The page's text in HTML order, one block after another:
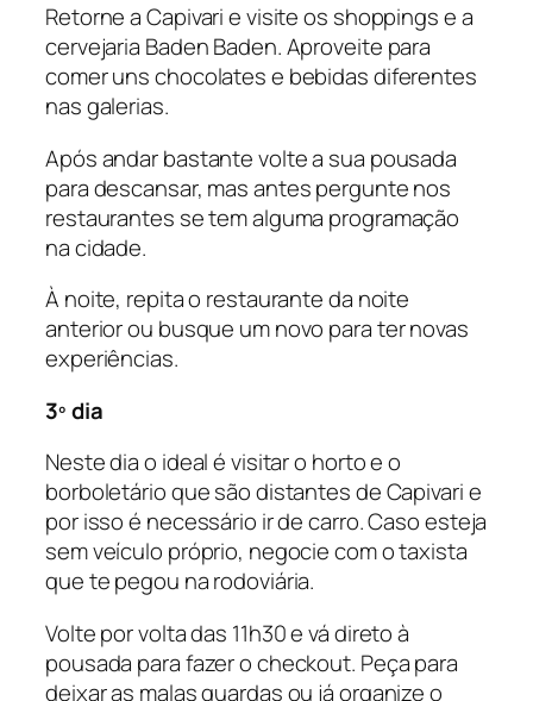
Retorne a Capivari e visite os shoppings e a
cervejaria Baden Baden. Aproveite para
comer uns chocolates e bebidas diferentes
nas galerias.
Após andar bastante volte a sua pousada
para descansar, mas antes pergunte nos
restaurantes se tem alguma programação
na cidade.
À noite, repita o restaurante da noite
anterior ou busque um novo para ter novas
experiências.
3º dia
Neste dia o ideal é visitar o horto e o
borboletário que são distantes de Capivari e
por isso é necessário ir de carro. Caso esteja
sem veículo próprio, negocie com o taxista
que te pegou na rodoviária.
Volte por volta das 11h30 e vá direto à
pousada para fazer o checkout. Peça para
deixar as malas guardas ou já organize o